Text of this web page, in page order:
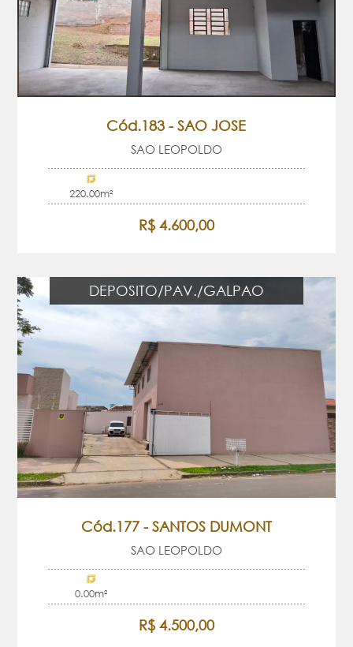
Cód.183 - SAO JOSE
SAO LEOPOLDO
220.00m²
R$ 4.600,00
DEPOSITO/PAV./GALPAO
Cód.177 - SANTOS DUMONT
SAO LEOPOLDO
0.00m²
R$ 4.500,00